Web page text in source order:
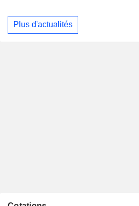
Plus d'actualités